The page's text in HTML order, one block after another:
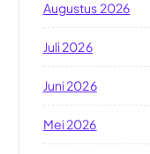
Augustus 2026
Juli 2026
Juni 2026
Mei 2026